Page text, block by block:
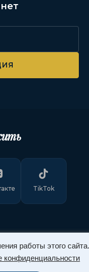
работы этого сайта.
конфиденциальности
TikTok